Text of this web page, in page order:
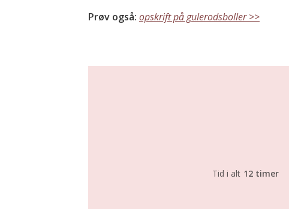
Prøv også: opskrift på gulerodsboller >>
Tid i alt 12 timer